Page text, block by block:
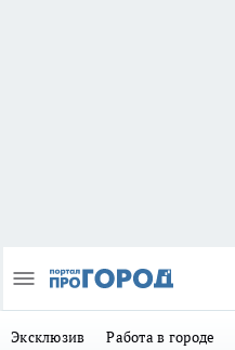
Эксклюзив Работа в городе